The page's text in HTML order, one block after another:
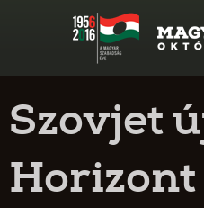
Szovjet